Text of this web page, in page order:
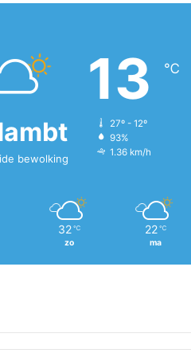
bewolking
13 ℃
27º - 12º
93%
1.36 km/h
32 ℃
zo
22 ℃
ma